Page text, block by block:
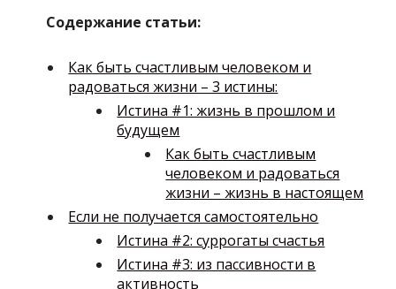
Содержание статьи:
Как быть счастливым человеком и
радоваться жизни – 3 истины:
Истина #1: жизнь в прошлом и
будущем
Как быть счастливым
человеком и радоваться
жизни – жизнь в настоящем
Если не получается самостоятельно
Истина #2: суррогаты счастья
Истина #3: из пассивности в
активность